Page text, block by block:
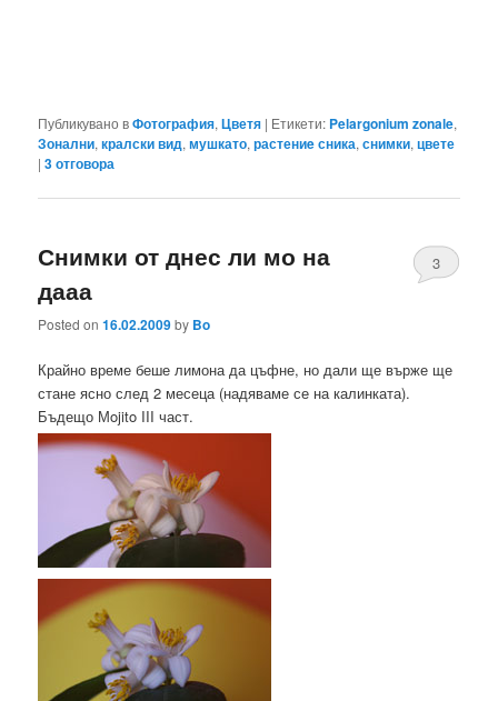
Публикувано вФотография,Цветя | Етикети: Pelargonium zonale,
Зонални,кралски вид,мушкато,растениe сника,снимки,цвете
|3отговора
Снимки от днес ли мо на
дааа
Posted on16.02.2009by Bo
3
Крайно време беше лимона да цъфне, но дали ще върже ще
стане ясно след 2 месеца (надяваме се на калинката).
Бъдещо Мojito III част.